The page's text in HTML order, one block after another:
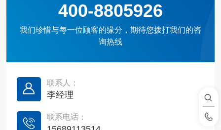
400-8805926
我们珍惜与每一位顾客的缘分，期待您拨打我们的咨
询热线
联系人：
李经理
联系电话：